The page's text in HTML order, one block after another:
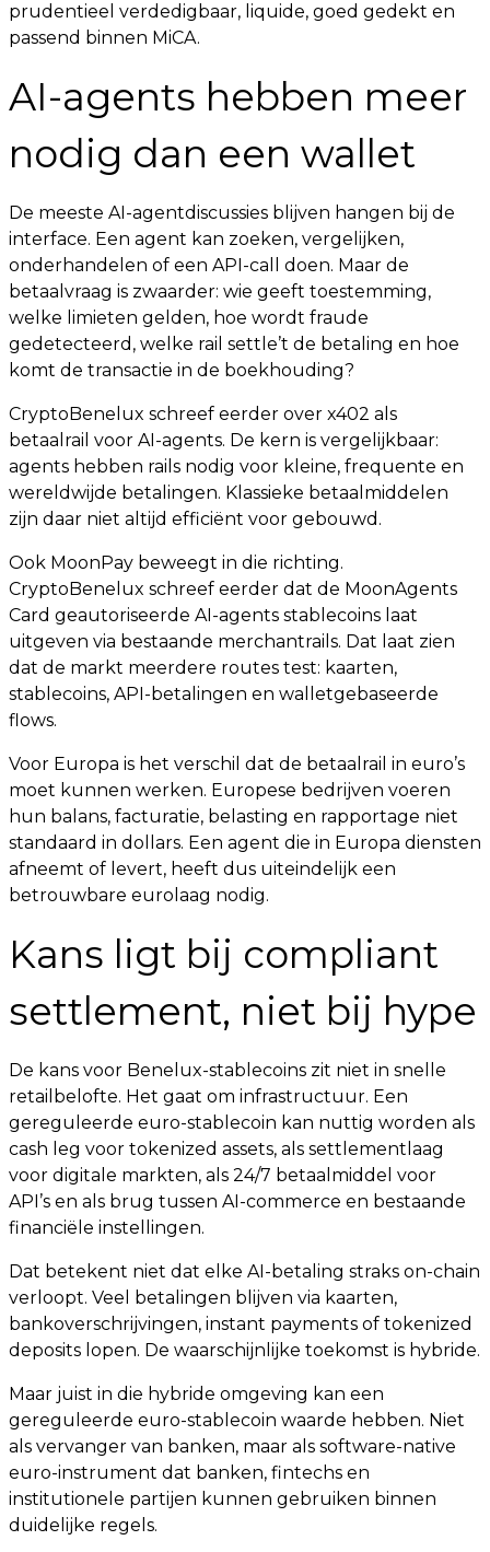
prudentieel verdedigbaar, liquide, goed gedekt en
passend binnen MiCA.
AI-agents hebben meer
nodig dan een wallet
De meeste AI-agentdiscussies blijven hangen bij de
interface. Een agent kan zoeken, vergelijken,
onderhandelen of een API-call doen. Maar de
betaalvraag is zwaarder: wie geeft toestemming,
welke limieten gelden, hoe wordt fraude
gedetecteerd, welke rail settle’t de betaling en hoe
komt de transactie in de boekhouding?
CryptoBenelux schreef eerder over x402 als
betaalrail voor AI-agents. De kern is vergelijkbaar:
agents hebben rails nodig voor kleine, frequente en
wereldwijde betalingen. Klassieke betaalmiddelen
zijn daar niet altijd efficiënt voor gebouwd.
Ook MoonPay beweegt in die richting.
CryptoBenelux schreef eerder dat de MoonAgents
Card geautoriseerde AI-agents stablecoins laat
uitgeven via bestaande merchantrails. Dat laat zien
dat de markt meerdere routes test: kaarten,
stablecoins, API-betalingen en walletgebaseerde
flows.
Voor Europa is het verschil dat de betaalrail in euro’s
moet kunnen werken. Europese bedrijven voeren
hun balans, facturatie, belasting en rapportage niet
standaard in dollars. Een agent die in Europa diensten
afneemt of levert, heeft dus uiteindelijk een
betrouwbare eurolaag nodig.
Kans ligt bij compliant
settlement, niet bij hype
De kans voor Benelux-stablecoins zit niet in snelle
retailbelofte. Het gaat om infrastructuur. Een
gereguleerde euro-stablecoin kan nuttig worden als
cash leg voor tokenized assets, als settlementlaag
voor digitale markten, als 24/7 betaalmiddel voor
API’s en als brug tussen AI-commerce en bestaande
financiële instellingen.
Dat betekent niet dat elke AI-betaling straks on-chain
verloopt. Veel betalingen blijven via kaarten,
bankoverschrijvingen, instant payments of tokenized
deposits lopen. De waarschijnlijke toekomst is hybride.
Maar juist in die hybride omgeving kan een
gereguleerde euro-stablecoin waarde hebben. Niet
als vervanger van banken, maar als software-native
euro-instrument dat banken, fintechs en
institutionele partijen kunnen gebruiken binnen
duidelijke regels.